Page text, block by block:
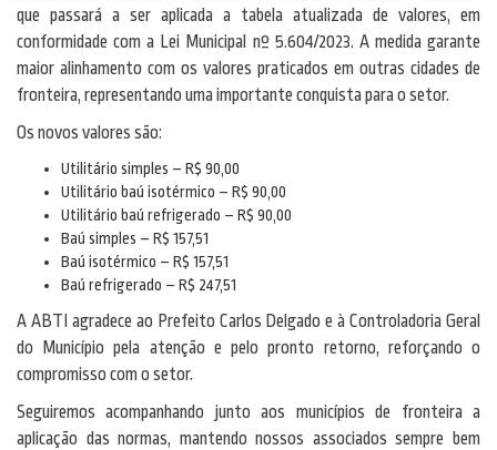
que passará a ser aplicada a tabela atualizada de valores, em
conformidade com a Lei Municipal nº 5.604/2023. A medida garante
maior alinhamento com os valores praticados em outras cidades de
fronteira, representando uma importante conquista para o setor.
Os novos valores são:
Utilitário simples – R$ 90,00
Utilitário baú isotérmico – R$ 90,00
Utilitário baú refrigerado – R$ 90,00
Baú simples – R$ 157,51
Baú isotérmico – R$ 157,51
Baú refrigerado – R$ 247,51
A ABTI agradece ao Prefeito Carlos Delgado e à Controladoria Geral
do Município pela atenção e pelo pronto retorno, reforçando o
compromisso com o setor.
Seguiremos acompanhando junto aos municípios de fronteira a
aplicação das normas, mantendo nossos associados sempre bem